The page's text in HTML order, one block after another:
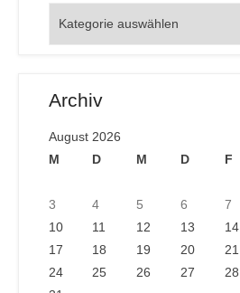
Archiv
August 2026
M
D M D F
3
4 5 6 7
10
11 12 13 14
17
18 19 20 21
24
25 26 27 28